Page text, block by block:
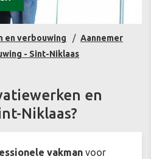
en verbouwing
Aannemer
- Sint-Niklaas
en
Niklaas?
vakman voor